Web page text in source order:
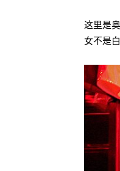
这里是
女不是